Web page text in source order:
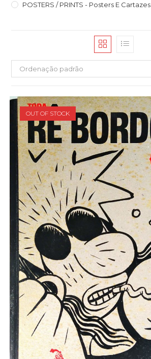
POSTERS / PRINTS - Posters E Cartazes
Ordenação padrão
OUT OF STOCK